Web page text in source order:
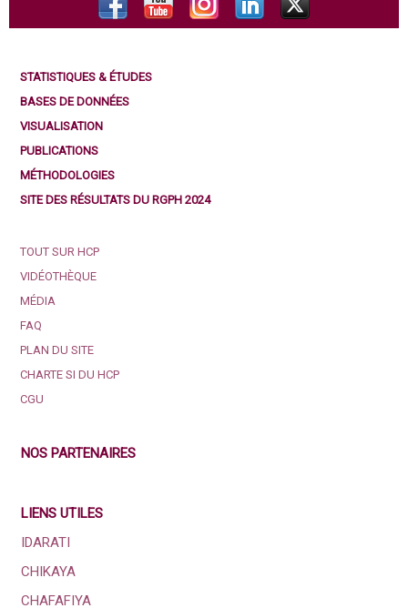
STATISTIQUES & ÉTUDES
BASES DE DONNÉES
VISUALISATION
PUBLICATIONS
MÉTHODOLOGIES
SITE DES RÉSULTATS DU RGPH 2024
TOUT SUR HCP
VIDÉOTHÈQUE
MÉDIA
FAQ
PLAN DU SITE
CHARTE SI DU HCP
CGU
NOS PARTENAIRES
LIENS UTILES
IDARATI
CHIKAYA
CHAFAFIYA